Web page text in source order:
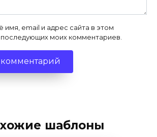
имя, email и адрес сайта в этом
моих комментариев.
шаблоны